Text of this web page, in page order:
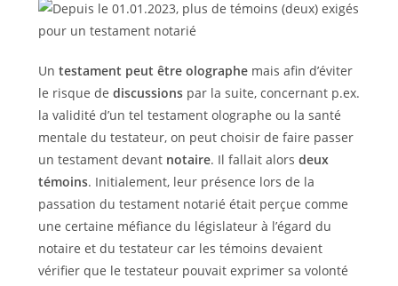
Un testament peut être olographemais afin d’éviter
le risque de discussions par la suite, concernant p.ex.
la validité d’un tel testament olographe ou la santé
mentale du testateur, on peut choisir de faire passer
un testament devant notaire. Il fallait alors deux
témoins. Initialement, leur présence lors de la
passation du testament notarié était perçue comme
une certaine méfiance du législateur à l’égard du
notaire et du testateur car les témoins devaient
vérifier que le testateur pouvait exprimer sa volonté